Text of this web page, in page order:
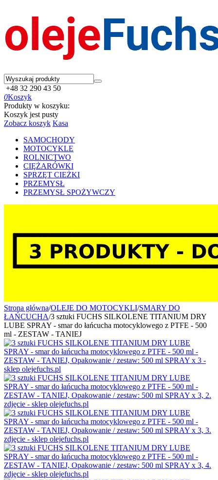
+48 32 290 43 50
0Koszyk
Produkty w koszyku:
Koszyk jest pusty
Zobacz koszyk Kasa
SAMOCHODY
MOTOCYKLE
ROLNICTWO
CIĘŻARÓWKI
SPRZĘT CIEŻKI
PRZEMYSŁ
PRZEMYSŁ SPOŻYWCZY
Strona główna/OLEJE DO MOTOCYKLI/SMARY DO
ŁAŃCUCHA/3 sztuki FUCHS SILKOLENE TITANIUM DRY
LUBE SPRAY - smar do łańcucha motocyklowego z PTFE - 500
ml - ZESTAW - TANIEJ